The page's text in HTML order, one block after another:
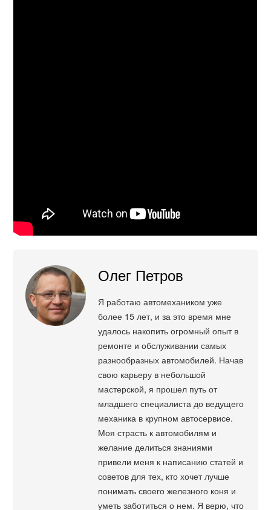
Олег Петров
Я работаю автомехаником уже
более 15 лет, и за это время мне
удалось накопить огромный опыт в
ремонте и обслуживании самых
разнообразных автомобилей. Начав
свою карьеру в небольшой
мастерской, я прошел путь от
младшего специалиста до ведущего
механика в крупном автосервисе.
Моя страсть к автомобилям и
желание делиться знаниями
привели меня к написанию статей и
советов для тех, кто хочет лучше
понимать своего железного коня и
уметь заботиться о нем. Я верю, что